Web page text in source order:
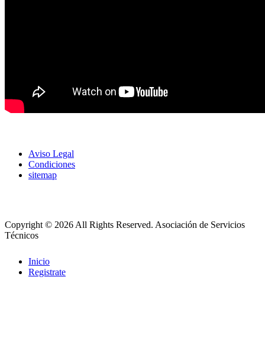
Aviso Legal
Condiciones
sitemap
Copyright © 2026 All Rights Reserved. Asociación de Servicios
Técnicos
Inicio
Registrate